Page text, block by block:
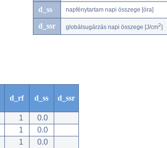
d_ss napfénytartam napi összege [óra]
d_ssr globálsugárzás napi összege [J/cm2]
d_rf d_ss d_ssr
1
0.0
1
0.0
1
0.0